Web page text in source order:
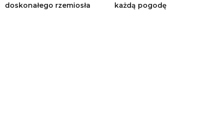
doskonałego rzemiosła
każdą pogodę